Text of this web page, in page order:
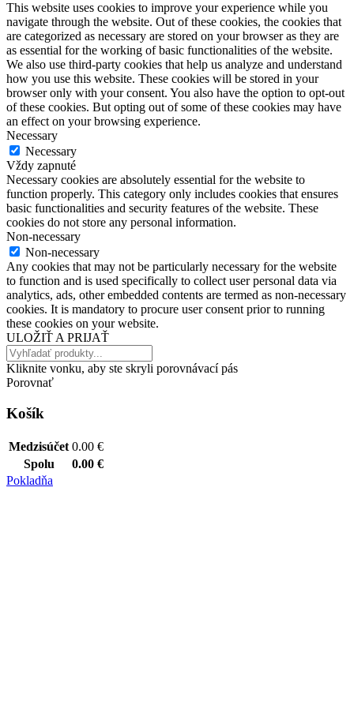
This website uses cookies to improve your experience while you
navigate through the website. Out of these cookies, the cookies that
are categorized as necessary are stored on your browser as they are
as essential for the working of basic functionalities of the website.
We also use third-party cookies that help us analyze and understand
how you use this website. These cookies will be stored in your
browser only with your consent. You also have the option to opt-out
of these cookies. But opting out of some of these cookies may have
an effect on your browsing experience.
Necessary
Necessary
Vždy zapnuté
Necessary cookies are absolutely essential for the website to
function properly. This category only includes cookies that ensures
basic functionalities and security features of the website. These
cookies do not store any personal information.
Non-necessary
Non-necessary
Any cookies that may not be particularly necessary for the website
to function and is used specifically to collect user personal data via
analytics, ads, other embedded contents are termed as non-necessary
cookies. It is mandatory to procure user consent prior to running
these cookies on your website.
ULOŽIŤ A PRIJAŤ
Kliknite vonku, aby ste skryli porovnávací pás
Porovnať
Košík
Medzisúčet 0.00 €
Spolu
0.00 €
Pokladňa